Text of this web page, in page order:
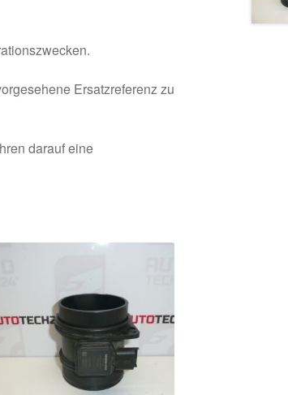
Ersatzreferenz zu
darauf eine